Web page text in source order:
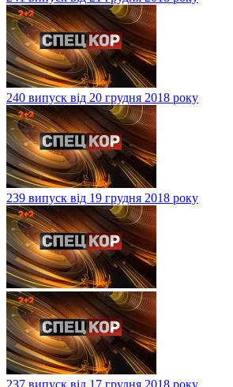
240 випуск від 20 грудня 2018 року
239 випуск від 19 грудня 2018 року
237 випуск від 17 грудня 2018 року